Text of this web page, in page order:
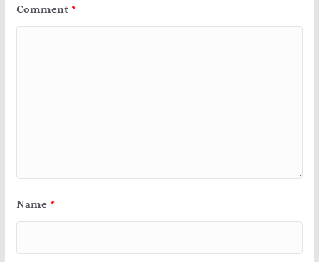
Comment *
Name *